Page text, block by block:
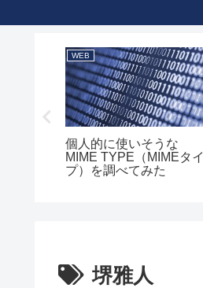
WEB
個人的に使いそうな
MIME TYPE（MIMEタイ
プ）を調べてみた
堺雅人